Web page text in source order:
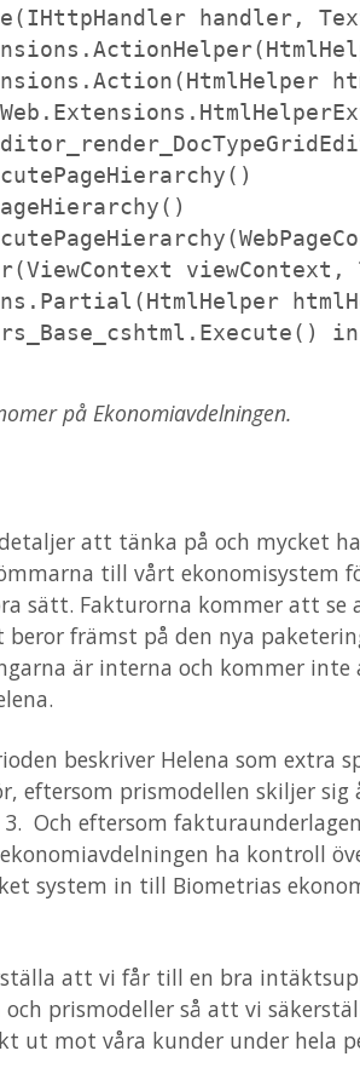
handler,
på Ekonomiavdelningen.
executing child
att tänka på och mycket
till vårt ekonomisystem
sätt. Fakturorna kommer att se
beror främst på den nya
är interna och kommer inte
beskriver Helena som extra
eftersom prismodellen skiljer
3. Och eftersom
ha kontroll
system in till Biometrias
att vi får till en bra
prismodeller så att vi
ut mot våra kunder under hela